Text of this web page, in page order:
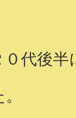
代後